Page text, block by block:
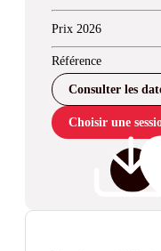
Prix 2026
Référence
Consulter les
Choisir une